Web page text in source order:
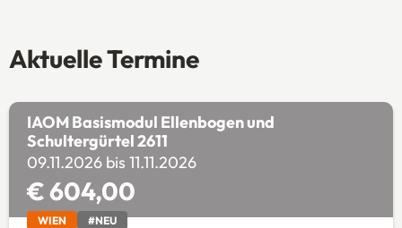
Aktuelle Termine
IAOM Basismodul Ellenbogen und
Schultergürtel 2611
09.11.2026 bis 11.11.2026
€ 604,00
WIEN #NEU